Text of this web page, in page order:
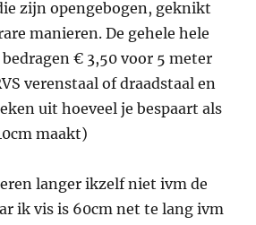
zijn opengebogen, geknikt
manieren. De gehele hele
€ 3,50 voor 5 meter
verenstaal of draadstaal en
uit hoeveel je bespaart als
maakt)
langer ikzelf niet ivm de
ik vis is 60cm net te lang ivm